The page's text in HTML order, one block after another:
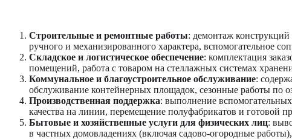
Строительные и ремонтные работы: демонтаж
ручного и механизированного характера, вспомогательное
Складское и логистическое обеспечение: комплектация
помещений, работа с товаром на стеллажных системах
Коммунальное и благоустроительное обслуживание:
обслуживание контейнерных площадок, сезонные работы по
Производственная поддержка: выполнение
качества на линии, перемещение полуфабрикатов и готовой
Бытовые и хозяйственные услуги для физических лиц:
в частных домовладениях (включая садово-огородные